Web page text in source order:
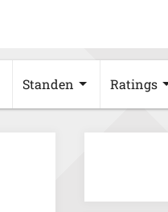
Standen Ratings